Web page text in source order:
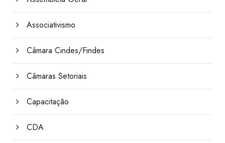
Associativismo
Câmara Cindes/Findes
Câmaras Setoriais
Capacitação
CDA